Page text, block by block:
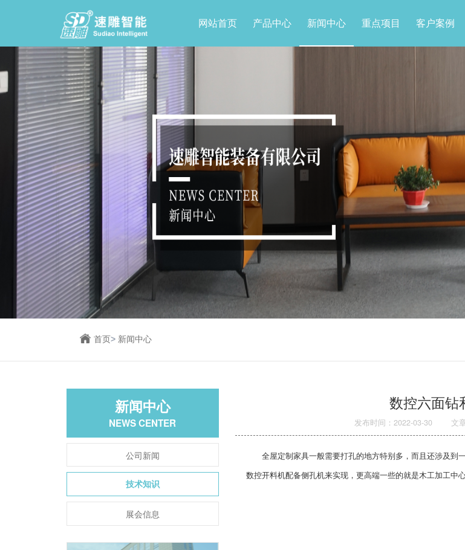
网站首页 产品中心 新闻中心 重点项目 客户案例
首页> 新闻中心
新闻中心
NEWS CENTER
公司新闻
技术知识
展会信息
数控六面钻
发布时间：2022-03-30 文
全屋定制家具一般需要打孔的地方特别多，而且还涉及到
数控开料机配备侧孔机来实现，更高端一些的就是木工加工中